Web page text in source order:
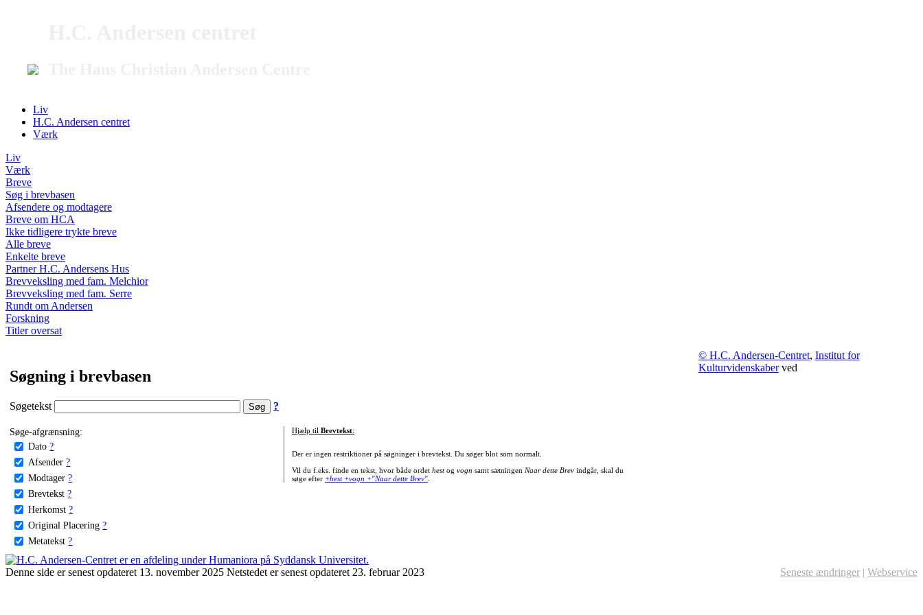
Liv
H.C. Andersen centret
Værk
Liv
Værk
Breve
Søg i brevbasen
Afsendere og modtagere
Breve om HCA
Ikke tidligere trykte breve
Alle breve
Enkelte breve
Partner H.C. Andersens Hus
Brevveksling med fam. Melchior
Brevveksling med fam. Serre
Rundt om Andersen
Forskning
Titler oversat
Søgning i brevbasen
Søgetekst ?
Søge-afgrænsning:
Dato ?
Afsender ?
Modtager ?
Brevtekst ?
Herkomst ?
Original Placering ?
Metatekst ?
Hjælp til Brevtekst:
Der er ingen restriktioner på søgninger i brevtekst. Du søger blot som normalt.
Vil du f.eks. finde en tekst, hvor både ordet hestog vogn samt sætningen Naar dette Brevindgår, skal du
søge efter +hest +vogn +"Naar dette Brev".
© H.C. Andersen-Centret, Institut for
Kulturvidenskaberved
Denne side er senest opdateret 13. november 2025 Netstedet er senest opdateret 23. februar 2023 Seneste ændringer | Webservice